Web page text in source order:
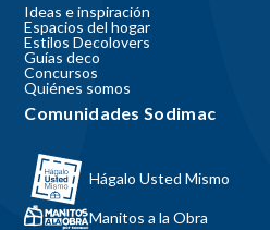
Ideas e inspiración
Espacios del hogar
Estilos Decolovers
Guías deco
Concursos
Quiénes somos
Comunidades Sodimac
Hágalo Usted Mismo
Manitos a la Obra